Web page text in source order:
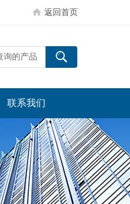
返回首页
联系我们